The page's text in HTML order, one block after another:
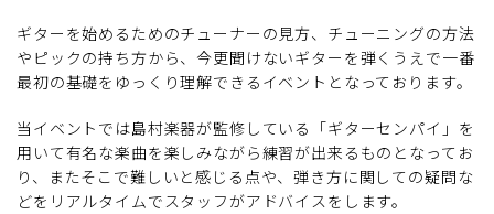
ギターを始めるためのチューナーの見方、チューニングの方法
やピックの持ち方から、今更聞けないギターを弾くうえで一番
最初の基礎をゆっくり理解できるイベントとなっております。
当イベントでは島村楽器が監修している「ギターセンパイ」を
用いて有名な楽曲を楽しみながら練習が出来るものとなってお
り、またそこで難しいと感じる点や、弾き方に関しての疑問な
どをリアルタイムでスタッフがアドバイスをします。